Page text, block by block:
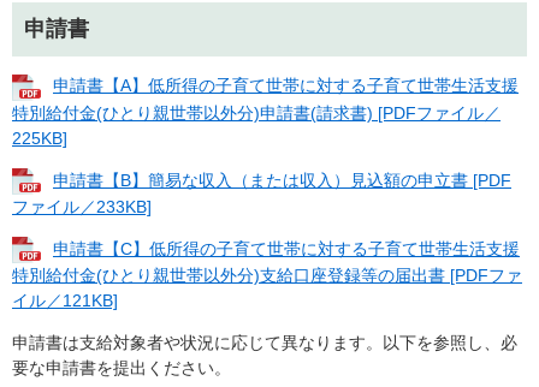
申請書
申請書【A】低所得の子育て世帯に対する子育て世帯生活支援
特別給付金(ひとり親世帯以外分)申請書(請求書) [PDFファイル／
225KB]
申請書【B】簡易な収入（または収入）見込額の申立書 [PDF
ファイル／233KB]
申請書【C】低所得の子育て世帯に対する子育て世帯生活支援
特別給付金(ひとり親世帯以外分)支給口座登録等の届出書 [PDFファ
イル／121KB]
申請書は支給対象者や状況に応じて異なります。以下を参照し、必
要な申請書を提出ください。